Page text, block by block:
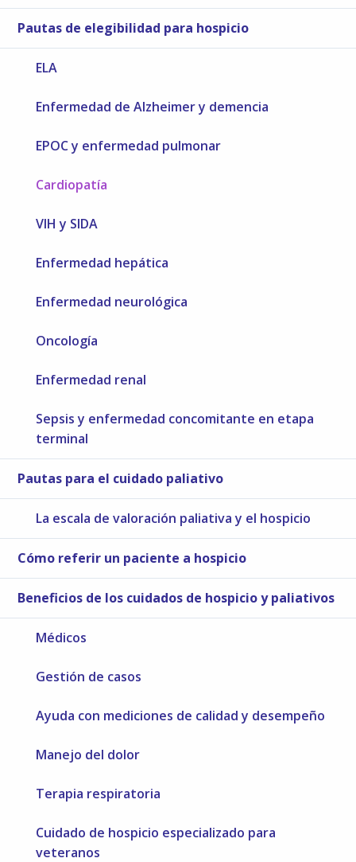
Pautas de elegibilidad para hospicio
ELA
Enfermedad de Alzheimer y demencia
EPOC y enfermedad pulmonar
Cardiopatía
VIH y SIDA
Enfermedad hepática
Enfermedad neurológica
Oncología
Enfermedad renal
Sepsis y enfermedad concomitante en etapa
terminal
Pautas para el cuidado paliativo
La escala de valoración paliativa y el hospicio
Cómo referir un paciente a hospicio
Beneficios de los cuidados de hospicio y paliativos
Médicos
Gestión de casos
Ayuda con mediciones de calidad y desempeño
Manejo del dolor
Terapia respiratoria
Cuidado de hospicio especializado para
veteranos